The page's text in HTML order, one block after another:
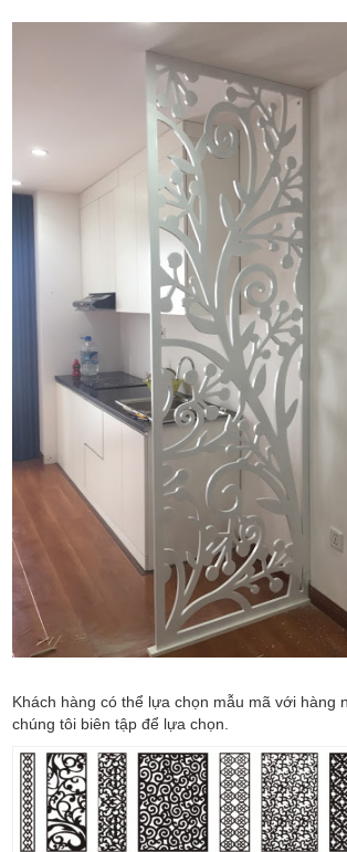
Khách hàng có thể lựa chọn mẫu mã với hàng
chúng tôi biên tập để lựa chọn.